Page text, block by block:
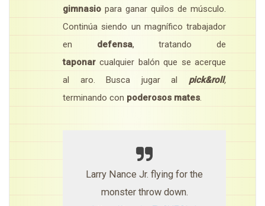
gimnasio para ganar quilos de músculo.
Continúa siendo un magnífico trabajador
en defensa, tratando de
taponarcualquier balón que se acerque
al aro. Busca jugar al pick&roll,
terminando con poderosos mates.
Larry Nance Jr. flying for the
monster throw down.